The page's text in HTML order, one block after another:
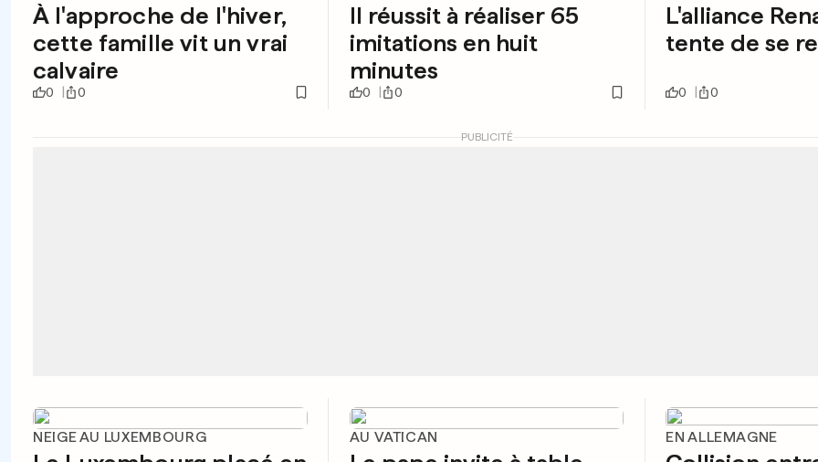
À l'approche de l'hiver,
cette famille vit un vrai
calvaire
0 0
Il réussit à réaliser 65
imitations en huit
minutes
0 0
L'alliance
tente de se
0 0
PUBLICITÉ
NEIGE AU LUXEMBOURG AU VATICAN EN ALLEMAGNE